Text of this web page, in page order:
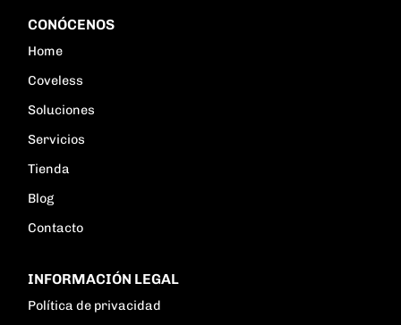
CONÓCENOS
Home
Coveless
Soluciones
Servicios
Tienda
Blog
Contacto
INFORMACIÓN LEGAL
Política de privacidad